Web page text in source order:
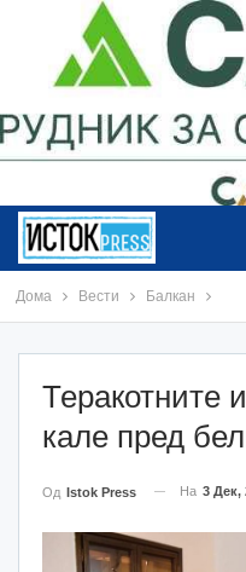
Дома Вести Балкан
Теракотните
кале пред
Од Istok Press На 3 Дек,